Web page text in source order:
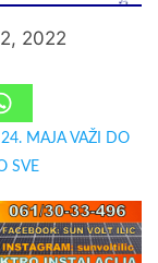
2022
24. MAJA VAŽI DO
SVE